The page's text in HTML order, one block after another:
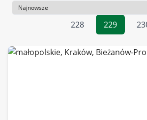
Sortowanie
228
229